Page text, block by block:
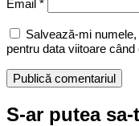
Email *
Salvează-mi
pentru data viitoare
S-ar putea